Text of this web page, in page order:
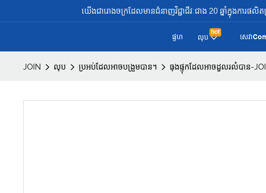
យើងជារោងចក្រដែលមានជំនាញវិជ្ជាជីវៈជាង 20 ឆ្នាំក្នុងការផលិ
ផ្ទហ លុប
hot
សេវា
JOIN លុប ប្រអប់ដែលអាចបង្រួមបាន។ ធុងផ្ទុកដែលអាចដួលរលំបាន-